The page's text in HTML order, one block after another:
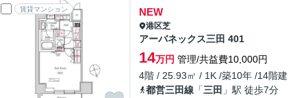
賃貸マンション NEW
港区芝
アーバネックス三田 401
14万円 管理/共益費10,000円
4階 / 25.93㎡ / 1K /築10年 /14階建
都営三田線 「三田 」駅 徒歩7分